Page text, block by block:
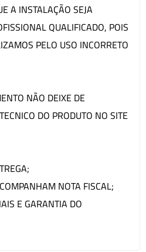
A INSTALAÇÃO SEJA
QUALIFICADO, POIS
PELO USO INCORRETO
NÃO DEIXE DE
DO PRODUTO NO SITE
NOTA FISCAL;
E GARANTIA DO